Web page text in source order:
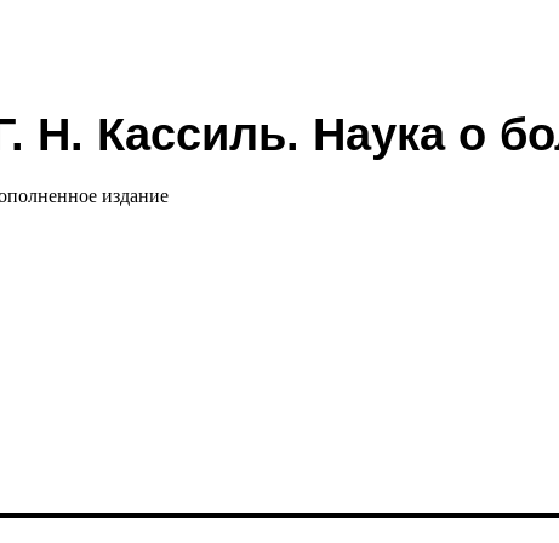
Н. Кассиль. Наука о
издание